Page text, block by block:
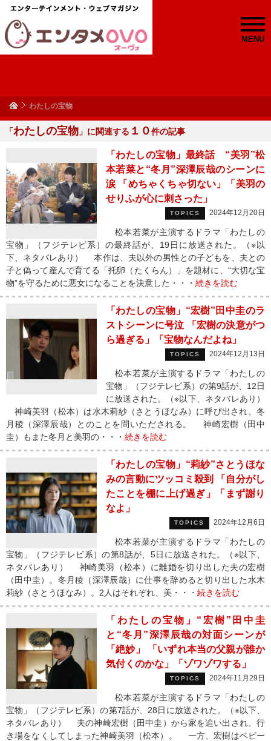
MENU
わたしの宝物
「わたしの宝物 」に関連する １０件の記事
「わたしの宝物」最終話 “美羽”松
本若菜と“冬月”深澤辰哉のシーンに
涙 「めちゃくちゃ切ない」「美羽の
せりふが心に刺さった」
TOPICS 2024年12月20日
松本若菜が主演するドラマ「わたしの
宝物」（フジテレビ系）の最終話が、19日に放送された。（※以
下、ネタバレあり） 本作は、夫以外の男性との子どもを、夫との
子と偽って産んで育てる「托卵（たくらん）」を題材に、“大切な宝
物”を守るために悪女になることを決意した・・・ 続きを読む
「わたしの宝物」“宏樹”田中圭のラ
ストシーンに号泣 「宏樹の決意がつ
ら過ぎる」「宝物なんだよね」
TOPICS 2024年12月13日
松本若菜が主演するドラマ「わたしの
宝物」（フジテレビ系）の第9話が、12日
に放送された。（※以下、ネタバレあり）
神崎美羽（松本）は水木莉紗（さとうほなみ）に呼び出され、冬
月稜（深澤辰哉）とのことを問いただされる。 神崎宏樹（田中
圭）もまた冬月と美羽の・・・ 続きを読む
「わたしの宝物」“莉紗”さとうほな
みの言動にツッコミ殺到 「自分がし
たことを棚に上げ過ぎ」「まず謝り
なよ」
TOPICS 2024年12月6日
松本若菜が主演するドラマ「わたしの
宝物」（フジテレビ系）の第8話が、5日に放送された。（※以下、
ネタバレあり） 神崎美羽（松本）に離婚を切り出した夫の宏樹
（田中圭）。冬月稜（深澤辰哉）に仕事を辞めると切り出した水木
莉紗（さとうほなみ）。2人はそれぞれ、美・・・ 続きを読む
「わたしの宝物」“宏樹”田中圭
と“冬月”深澤辰哉の対面シーンが
「絶妙」 「いずれ本当の父親が誰か
気付くのかな」「ゾワゾワする」
TOPICS 2024年11月29日
松本若菜が主演するドラマ「わたしの
宝物」（フジテレビ系）の第7話が、28日に放送された。（※以下、
ネタバレあり） 夫の神崎宏樹（田中圭）から家を追い出され、行
き場をなくしてしまった神崎美羽（松本）。 一方、宏樹はベビー